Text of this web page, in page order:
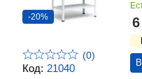
Код: 21040
-20%
(0)